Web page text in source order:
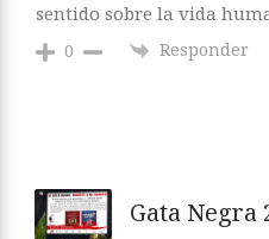
sentido sobre la vida
0 Responder
Gata Negra